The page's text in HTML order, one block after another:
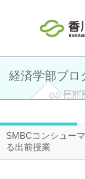
経済学部ブロ
SMBCコンシュー
る出前授業